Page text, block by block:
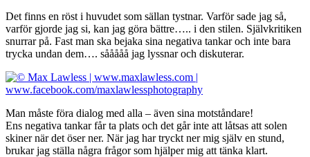
Det finns en röst i huvudet som sällan tystnar. Varför sade jag så,
varför gjorde jag si, kan jag göra bättre….. i den stilen. Självkritiken
snurrar på. Fast man ska bejaka sina negativa tankar och inte bara
trycka undan dem…. sååååå jag lyssnar och diskuterar.
Man måste föra dialog med alla – även sina motståndare!
Ens negativa tankar får ta plats och det går inte att låtsas att solen
skiner när det öser ner. När jag har tryckt ner mig själv en stund,
brukar jag ställa några frågor som hjälper mig att tänka klart.